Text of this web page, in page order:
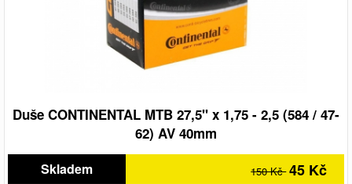
Duše CONTINENTAL MTB 27,5" x 1,75 - 2,5 (584 / 47-
62) AV 40mm
Skladem 150 Kč 45 Kč